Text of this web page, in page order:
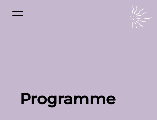
Programme